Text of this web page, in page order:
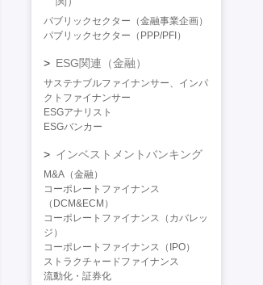
パブリックセクター（金融事業企画）
パブリックセクター（PPP/PFI）
ESG関連（金融）
サステナブルファイナンサー、インパ
クトファイナンサー
ESGアナリスト
ESGバンカー
インベストメントバンキング
M&A（金融）
コーポレートファイナンス
（DCM&ECM）
コーポレートファイナンス（カバレッ
ジ）
コーポレートファイナンス（IPO）
ストラクチャードファイナンス
流動化・証券化